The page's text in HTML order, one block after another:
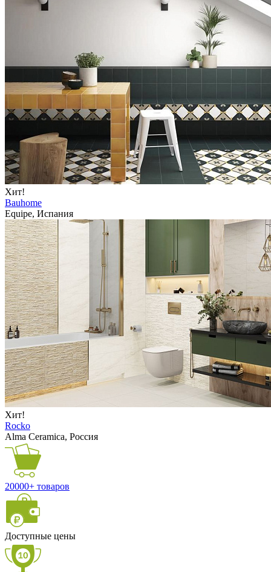
Хит!
Bauhome
Equipe, Испания
Хит!
Rocko
Alma Ceramica, Россия
20000+ товаров
Доступные цены